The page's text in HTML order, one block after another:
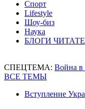
Спорт
Lifestyle
Шоу-биз
Наука
БЛОГИ
СПЕЦТЕМА: Война в
ВСЕ ТЕМЫ
Вступление